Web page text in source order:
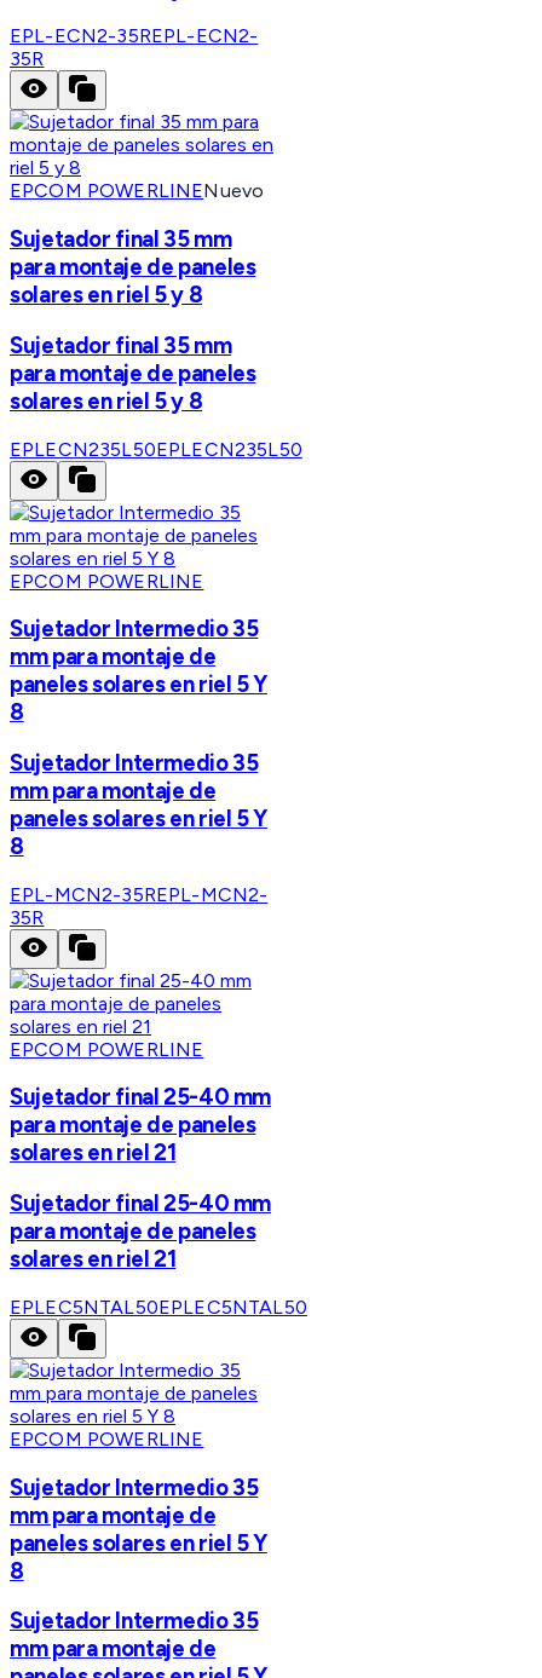
EPL-ECN2-35REPL-ECN2-
35R
EPCOM POWERLINENuevo
Sujetador final 35 mm
para montaje de paneles
solares en riel 5 y 8
Sujetador final 35 mm
para montaje de paneles
solares en riel 5 y 8
EPLECN235L50EPLECN235L50
EPCOM POWERLINE
Sujetador Intermedio 35
mm para montaje de
paneles solares en riel 5 Y
8
Sujetador Intermedio 35
mm para montaje de
paneles solares en riel 5 Y
8
EPL-MCN2-35REPL-MCN2-
35R
EPCOM POWERLINE
Sujetador final 25-40 mm
para montaje de paneles
solares en riel 21
Sujetador final 25-40 mm
para montaje de paneles
solares en riel 21
EPLEC5NTAL50EPLEC5NTAL50
EPCOM POWERLINE
Sujetador Intermedio 35
mm para montaje de
paneles solares en riel 5 Y
8
Sujetador Intermedio 35
mm para montaje de